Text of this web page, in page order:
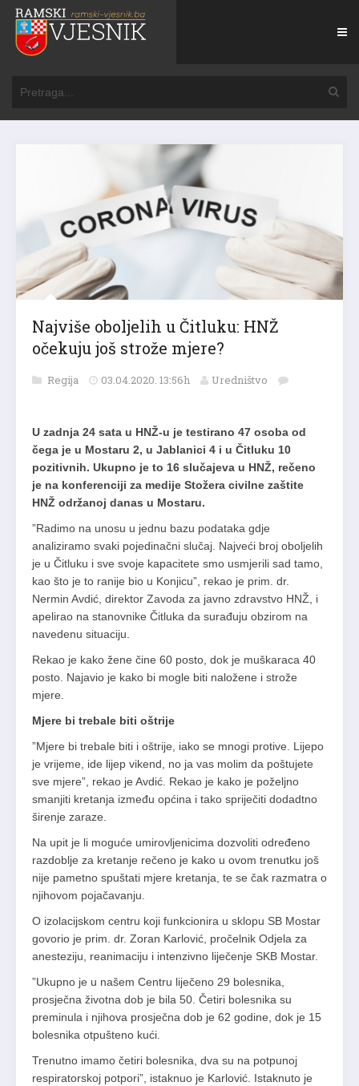
Najviše oboljelih u Čitluku: HNŽ
očekuju još strože mjere?
Regija 03.04.2020. 13:56h Uredništvo
U zadnja 24 sata u HNŽ-u je testirano 47 osoba od
čega je u Mostaru 2, u Jablanici 4 i u Čitluku 10
pozitivnih. Ukupno je to 16 slučajeva u HNŽ, rečeno
je na konferenciji za medije Stožera civilne zaštite
HNŽ održanoj danas u Mostaru.
”Radimo na unosu u jednu bazu podataka gdje
analiziramo svaki pojedinačni slučaj. Najveći broj oboljelih
je u Čitluku i sve svoje kapacitete smo usmjerili sad tamo,
kao što je to ranije bio u Konjicu”, rekao je prim. dr.
Nermin Avdić, direktor Zavoda za javno zdravstvo HNŽ, i
apelirao na stanovnike Čitluka da surađuju obzirom na
navedenu situaciju.
Rekao je kako žene čine 60 posto, dok je muškaraca 40
posto. Najavio je kako bi mogle biti naložene i strože
mjere.
Mjere bi trebale biti oštrije
”Mjere bi trebale biti i oštrije, iako se mnogi protive. Lijepo
je vrijeme, ide lijep vikend, no ja vas molim da poštujete
sve mjere”, rekao je Avdić. Rekao je kako je poželjno
smanjiti kretanja između općina i tako spriječiti dodadtno
širenje zaraze.
Na upit je li moguće umirovljenicima dozvoliti određeno
razdoblje za kretanje rečeno je kako u ovom trenutku još
nije pametno spuštati mjere kretanja, te se čak razmatra o
njihovom pojačavanju.
O izolacijskom centru koji funkcionira u sklopu SB Mostar
govorio je prim. dr. Zoran Karlović, pročelnik Odjela za
anesteziju, reanimaciju i intenzivno liječenje SKB Mostar.
”Ukupno je u našem Centru liječeno 29 bolesnika,
prosječna životna dob je bila 50. Četiri bolesnika su
preminula i njihova prosječna dob je 62 godine, dok je 15
bolesnika otpušteno kući.
Trenutno imamo četiri bolesnika, dva su na potpunoj
respiratorskoj potpori”, istaknuo je Karlović. Istaknuto je